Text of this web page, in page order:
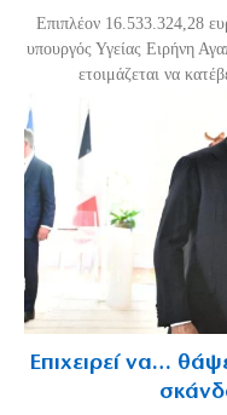
Επιπλέον 16.533.324,28
υπουργός Υγείας Ειρήνη
ετοιμάζεται να
Επιχειρεί να…